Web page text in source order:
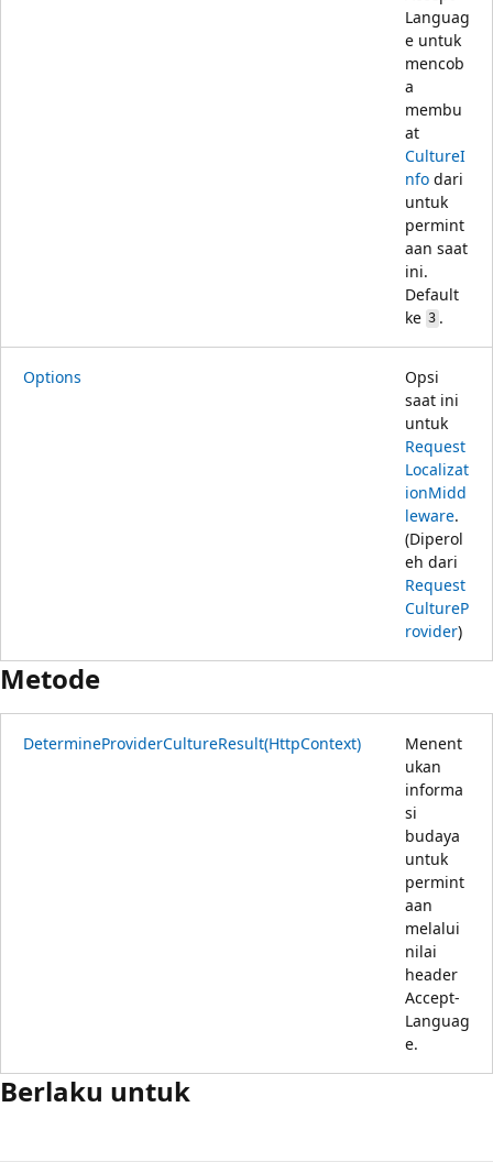
Languag
e untuk
mencob
a
membu
at
CultureI
nfo dari
untuk
permint
aan saat
ini.
Default
ke 3.
Options
Opsi
saat ini
untuk
Request
Localizat
ionMidd
leware.
(Diperol
eh dari
Request
CultureP
rovider)
Metode
DetermineProviderCultureResult(HttpContext)
Menent
ukan
informa
si
budaya
untuk
permint
aan
melalui
nilai
header
Accept-
Languag
e.
Berlaku untuk